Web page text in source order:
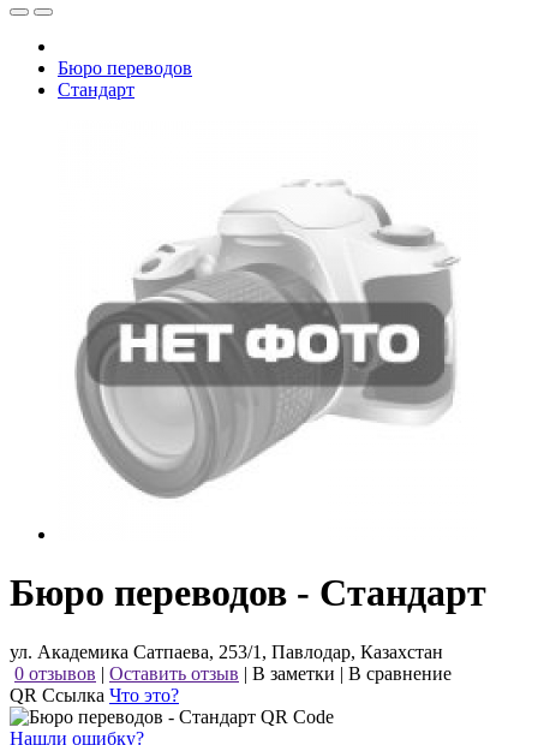
Бюро переводов
Стандарт
Бюро переводов - Стандарт
ул. Академика Сатпаева, 253/1, Павлодар, Казахстан
0 отзывов | Оставить отзыв | В заметки | В сравнение
QR Ссылка Что это?
Нашли ошибку?